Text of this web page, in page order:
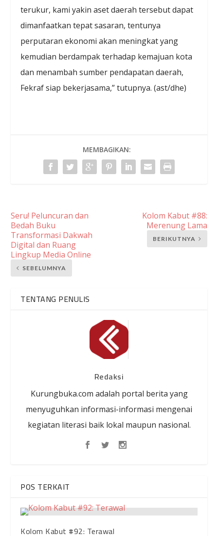
terukur, kami yakin aset daerah tersebut dapat
dimanfaatkan tepat sasaran, tentunya
perputaran ekonomi akan meningkat yang
kemudian berdampak terhadap kemajuan kota
dan menambah sumber pendapatan daerah,
Fekraf siap bekerjasama,” tutupnya. (ast/dhe)
MEMBAGIKAN:
Seru! Peluncuran dan
Bedah Buku
Transformasi Dakwah
Digital dan Ruang
Lingkup Media Online
SEBELUMNYA
Kolom Kabut #88:
Merenung Lama
BERIKUTNYA
TENTANG PENULIS
Redaksi
Kurungbuka.com adalah portal berita yang
menyuguhkan informasi-informasi mengenai
kegiatan literasi baik lokal maupun nasional.
POS TERKAIT
Kolom Kabut #92: Terawal